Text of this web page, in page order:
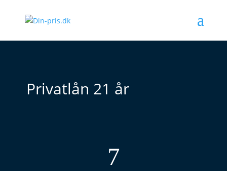
Privatlån 21 år
7